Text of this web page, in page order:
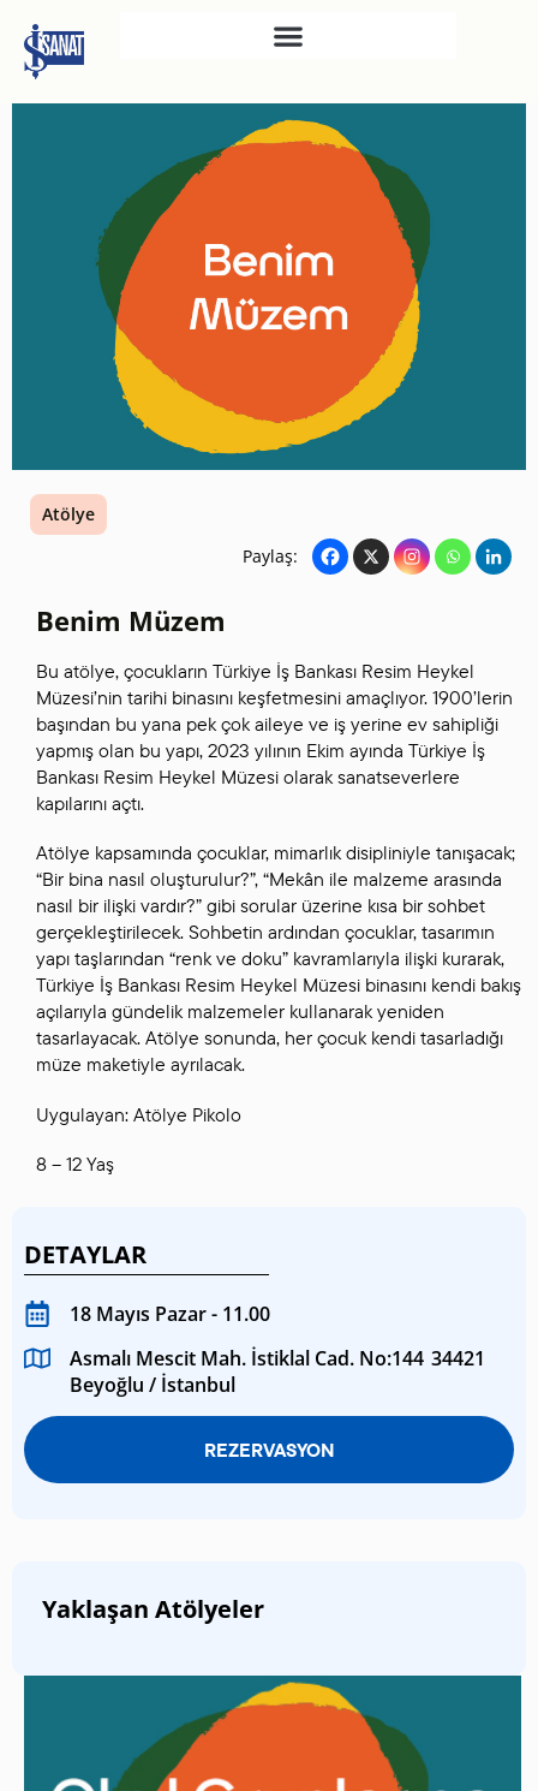
SAHNE SANATLARI
TÜRKIYE İŞ BANKASI
RESIM HEYKEL MÜZESI
TÜRKIYE İŞ BANKASI
MÜZESI
İKTISADI BAĞIMSIZLIK
MÜZESI
ATATÜRK KÜTÜPHANESI
SANAT GALERILERI
KÜLTÜREL MIRASA
DESTEK
Atölye
Paylaş:
Benim Müzem
Bu atölye, çocukların Türkiye İş Bankası Resim Heykel
Müzesi’nin tarihi binasını keşfetmesini amaçlıyor. 1900’lerin
başından bu yana pek çok aileye ve iş yerine ev sahipliği
yapmış olan bu yapı, 2023 yılının Ekim ayında Türkiye İş
Bankası Resim Heykel Müzesi olarak sanatseverlere
kapılarını açtı.
Atölye kapsamında çocuklar, mimarlık disipliniyle tanışacak;
“Bir bina nasıl oluşturulur?”, “Mekân ile malzeme arasında
nasıl bir ilişki vardır?” gibi sorular üzerine kısa bir sohbet
gerçekleştirilecek. Sohbetin ardından çocuklar, tasarımın
yapı taşlarından “renk ve doku” kavramlarıyla ilişki kurarak,
Türkiye İş Bankası Resim Heykel Müzesi binasını kendi bakış
açılarıyla gündelik malzemeler kullanarak yeniden
tasarlayacak. Atölye sonunda, her çocuk kendi tasarladığı
müze maketiyle ayrılacak.
Uygulayan: Atölye Pikolo
8 – 12 Yaş
DETAYLAR
18 Mayıs Pazar - 11.00
Asmalı Mescit Mah. İstiklal Cad. No:144 34421
Beyoğlu / İstanbul
REZERVASYON
Yaklaşan Atölyeler